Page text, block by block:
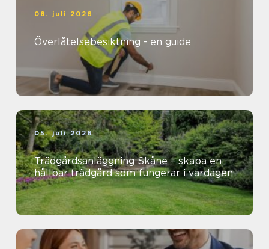
08. juli 2026
Överlåtelsebesiktning - en guide
05. juli 2026
Trädgårdsanläggning Skåne – skapa en
hållbar trädgård som fungerar i vardagen